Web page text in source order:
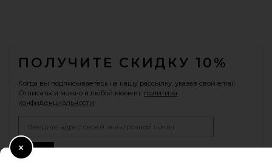
ПОЛУЧИТЕ СКИДКУ 10%
Когда вы подписываетесь на нашу рассылку, указав свой email.
Отписаться можно в любой момент. политика
конфиденциальности
Close Modal